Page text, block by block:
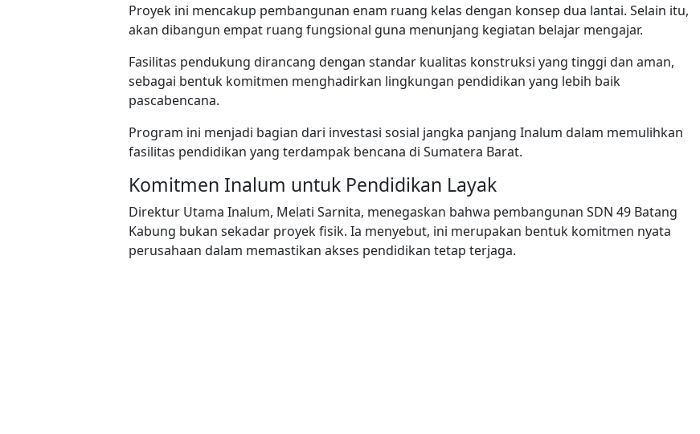
Proyek ini mencakup pembangunan enam ruang kelas dengan konsep dua lantai. Selain itu,
akan dibangun empat ruang fungsional guna menunjang kegiatan belajar mengajar.
Fasilitas pendukung dirancang dengan standar kualitas konstruksi yang tinggi dan aman,
sebagai bentuk komitmen menghadirkan lingkungan pendidikan yang lebih baik
pascabencana.
Program ini menjadi bagian dari investasi sosial jangka panjang Inalum dalam memulihkan
fasilitas pendidikan yang terdampak bencana di Sumatera Barat.
Komitmen Inalum untuk Pendidikan Layak
Direktur Utama Inalum, Melati Sarnita, menegaskan bahwa pembangunan SDN 49 Batang
Kabung bukan sekadar proyek fisik. Ia menyebut, ini merupakan bentuk komitmen nyata
perusahaan dalam memastikan akses pendidikan tetap terjaga.